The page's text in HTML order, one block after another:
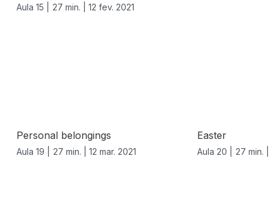
Aula 15 | 27 min. | 12 fev. 2021
Personal belongings
Aula 19 | 27 min. | 12 mar. 2021
Easter
Aula 20 | 27 min. |